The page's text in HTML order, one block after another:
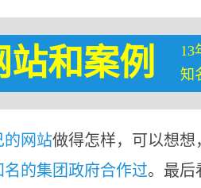
站和案例
13
知
的网站做得怎样，可以想
名的集团政府合作过。最后